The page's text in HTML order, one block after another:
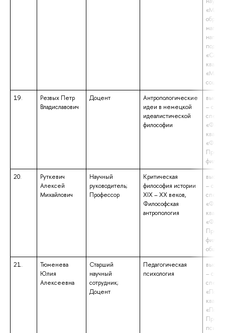
19.
Резвых Петр
Владиславович
Доцент
Антропологические
идеи в немецкой
идеалистической
философии
–
20.
Руткевич
Алексей
Михайлович
Научный
руководитель;
Профессор
Критическая
философия истории
XIX – XX веков,
Философская
антропология
–
21.
Тюменева
Юлия
Алексеевна
Старший
научный
сотрудник;
Доцент
Педагогическая
психология
–